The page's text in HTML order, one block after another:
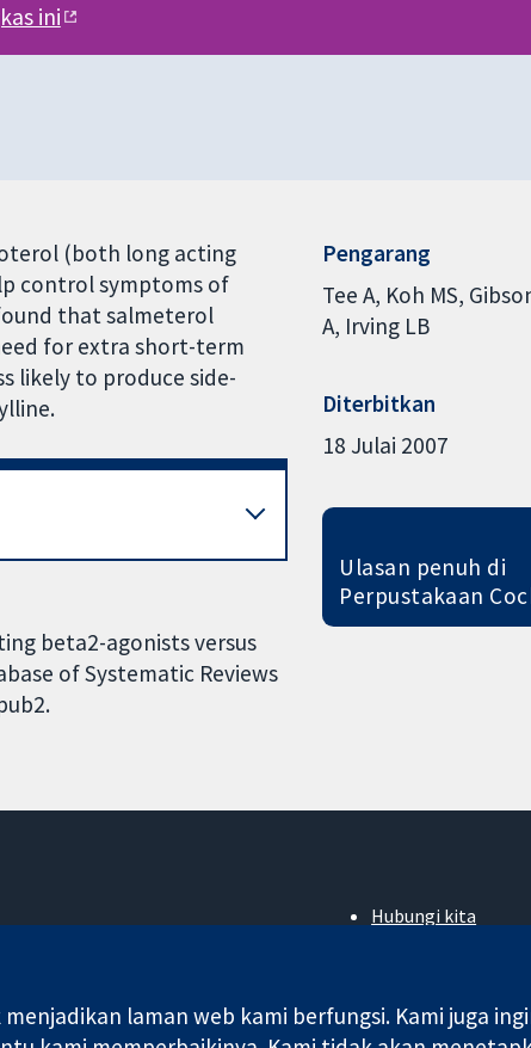
ini
(both long acting
control symptoms of
that salmeterol
for extra short-term
likely to produce side-
beta2-agonists versus
of Systematic Reviews
Pengarang
Tee A Koh MS
A Irving LB
Diterbitkan
18 Julai 2007
Ulasan penuh di
Perpustakaan
Hubungi kita
Pekerjaan
laman web kami berfungsi. Kami juga